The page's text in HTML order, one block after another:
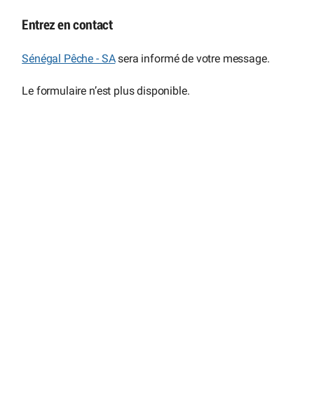
Entrez en contact
Sénégal Pêche - SAsera informé de votre message.
Le formulaire n’est plus disponible.